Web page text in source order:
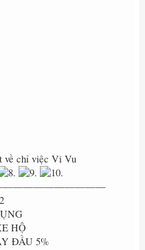
về chỉ việc Vi Vu
HỘ
ĐẦU 5%